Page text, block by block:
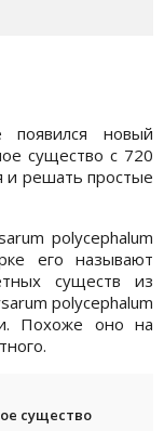
новый
существо с 720
и решать простые
polycephalum
его называют
существ из
polycephalum
Похоже оно на
существо